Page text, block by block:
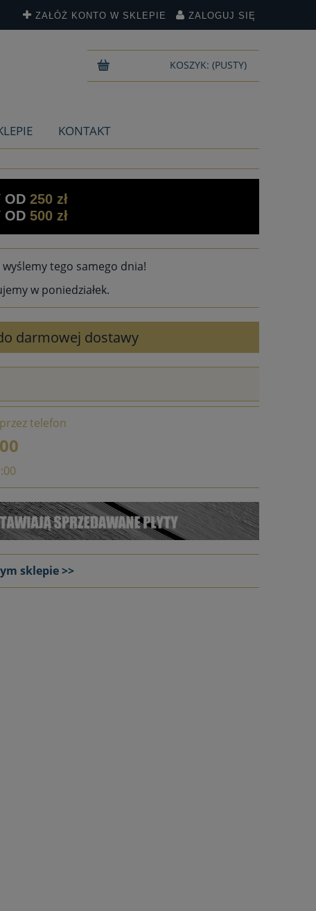
ZAŁÓŻ KONTO W SKLEPIE ZALOGUJ SIĘ
KOSZYK: (PUSTY)
KONTAKT
OD 250 zł
OD 500 zł
tego samego dnia!
w poniedziałek.
darmowej dostawy
telefon
sklepie >>